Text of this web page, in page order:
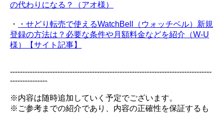
の代わりになる？（アオ様）
・
・せどり転売で使えるWatchBell（ウォッチベル）新規
登録の方法は？必要な条件や月額料金などを紹介（W-U
様）【サイト記事】
---------------------------------------------------------------------------------
---------------
※内容は随時追加していく予定でございます。
※ご参考までの紹介であり、内容の正確性を保証するも